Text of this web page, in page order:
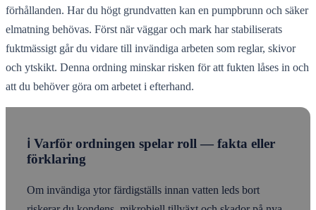
förhållanden. Har du högt grundvatten kan en pumpbrunn och säker
elmatning behövas. Först när väggar och mark har stabiliserats
fuktmässigt går du vidare till invändiga arbeten som reglar, skivor
och ytskikt. Denna ordning minskar risken för att fukten låses in och
att du behöver göra om arbetet i efterhand.
ℹ️ Varför ordningen spelar roll — fakta eller
förklaring
Om invändiga ytor färdigställs innan vatten leds bort